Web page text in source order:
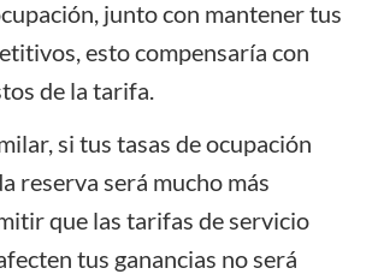
junto con mantener tus
esto compensaría con
de la tarifa.
si tus tasas de ocupación
reserva será mucho más
que las tarifas de servicio
tus ganancias no será